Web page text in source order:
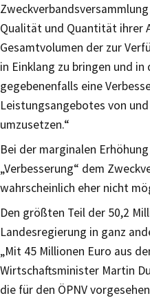
Qualität und Quantität ihrer
Gesamtvolumen der zur
in Einklang zu bringen und
gegebenenfalls eine
Leistungsangebotes von
umzusetzen.“
Bei der marginalen
„Verbesserung“ dem
wahrscheinlich eher nicht
Den größten Teil der 50,2
Landesregierung in ganz
„Mit 45 Millionen Euro aus
Wirtschaftsminister Martin
die für den ÖPNV